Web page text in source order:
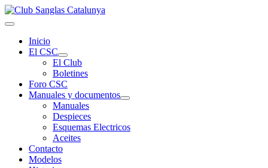
Inicio
El CSC
El Club
Boletines
Foro CSC
Manuales y documentos
Manuales
Despieces
Esquemas Electricos
Aceites
Contacto
Modelos